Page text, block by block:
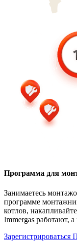
Программа для
Занимаетесь
программе
котлов,
Immergas работают,
Зарегистрироваться